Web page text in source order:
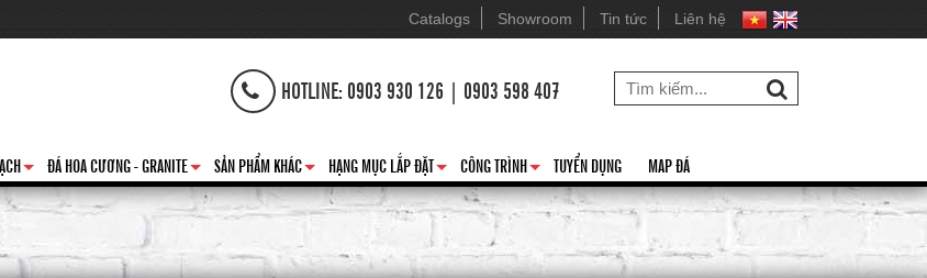
Catalogs Showroom Tin tức Liên hệ
HOTLINE: 0903 930 126 | 0903 598 407
+ +
ĐÁ HOA CƯƠNG - GRANITE
+
SẢN PHẨM KHÁC
+
HẠNG MỤC LẮP ĐẶT
+
CÔNG TRÌNH TUYỂN DỤNG MAP ĐÁ